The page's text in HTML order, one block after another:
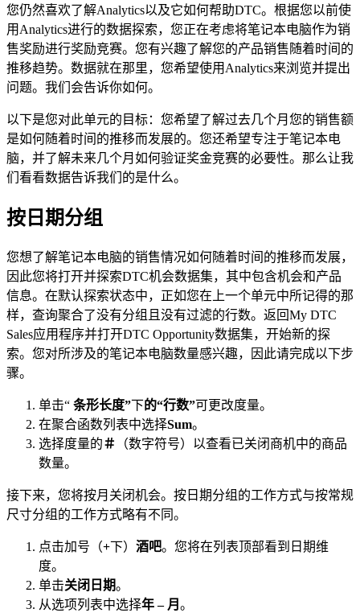
您仍然喜欢了解Analytics以及它如何帮助DTC。根据您以前使
用Analytics进行的数据探索，您正在考虑将笔记本电脑作为销
售奖励进行奖励竞赛。您有兴趣了解您的产品销售随着时间的
推移趋势。数据就在那里，您希望使用Analytics来浏览并提出
问题。我们会告诉你如何。
以下是您对此单元的目标：您希望了解过去几个月您的销售额
是如何随着时间的推移而发展的。您还希望专注于笔记本电
脑，并了解未来几个月如何验证奖金竞赛的必要性。那么让我
们看看数据告诉我们的是什么。
按日期分组
您想了解笔记本电脑的销售情况如何随着时间的推移而发展，
因此您将打开并探索DTC机会数据集，其中包含机会和产品
信息。在默认探索状态中，正如您在上一个单元中所记得的那
样，查询聚合了没有分组且没有过滤的行数。返回My DTC
Sales应用程序并打开DTC Opportunity数据集，开始新的探
索。您对所涉及的笔记本电脑数量感兴趣，因此请完成以下步
骤。
单击“ 条形长度”下的“行数”可更改度量。
在聚合函数列表中选择Sum。
选择度量的＃
（数字符号）以查看已关闭商机中的商品
数量。
接下来，您将按月关闭机会。按日期分组的工作方式与按常规
尺寸分组的工作方式略有不同。
点击加号（+下） 酒吧。您将在列表顶部看到日期维
度。
单击关闭日期。
从选项列表中选择年 – 月 。